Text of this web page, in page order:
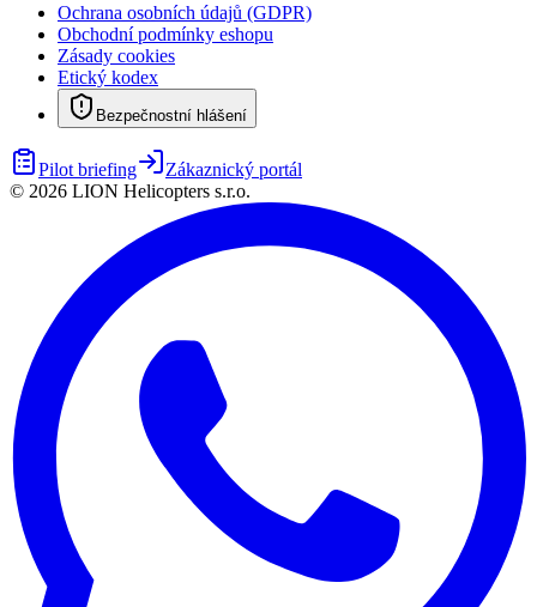
Ochrana osobních údajů (GDPR)
Obchodní podmínky eshopu
Zásady cookies
Etický kodex
Bezpečnostní hlášení
Pilot briefing
Zákaznický portál
© 2026 LION Helicopters s.r.o.